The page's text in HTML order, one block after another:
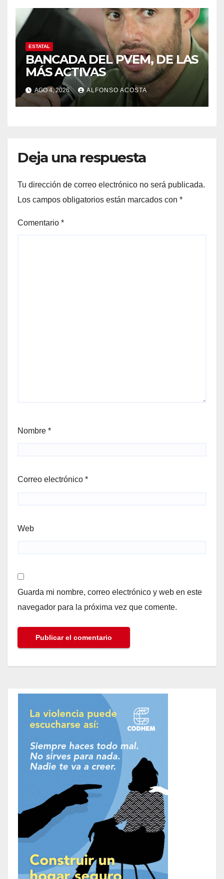
ESTATAL
BANCADA DEL PVEM, DE LAS
MÁS ACTIVAS
AGO 4, 2026 ALFONSO ACOSTA
Deja una respuesta
Tu dirección de correo electrónico no será publicada.
Los campos obligatorios están marcados con *
Comentario *
Nombre *
Correo electrónico *
Web
Guarda mi nombre, correo electrónico y web en este
navegador para la próxima vez que comente.